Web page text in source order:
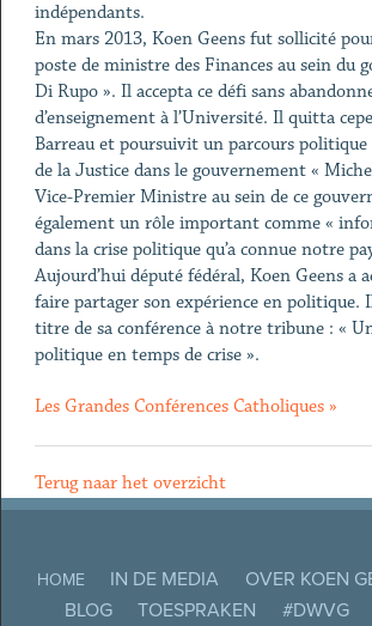
indépendants.
En mars 2013, Koen Geens fut sollicité
poste de ministre des Finances au sein du
Di Rupo ». Il accepta ce défi sans
d’enseignement à l’Université. Il quitta
Barreau et poursuivit un parcours
de la Justice dans le gouvernement «
Vice-Premier Ministre au sein de ce
également un rôle important comme «
dans la crise politique qu’a connue notre
Aujourd’hui député fédéral, Koen Geens a
faire partager son expérience en politique.
titre de sa conférence à notre tribune : «
politique en temps de crise ».
Les Grandes Conférences Catholiques »
Terug naar het overzicht
HOME IN DE MEDIA OVER KOEN
BLOG
TOESPRAKEN #DWVG